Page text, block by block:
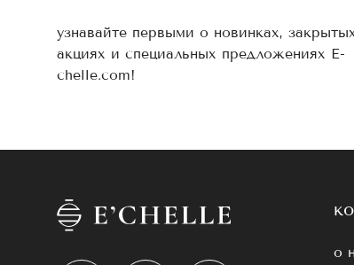
узнавайте первыми о новинках,
акциях и специальных предложениях E-
chelle.com!
о